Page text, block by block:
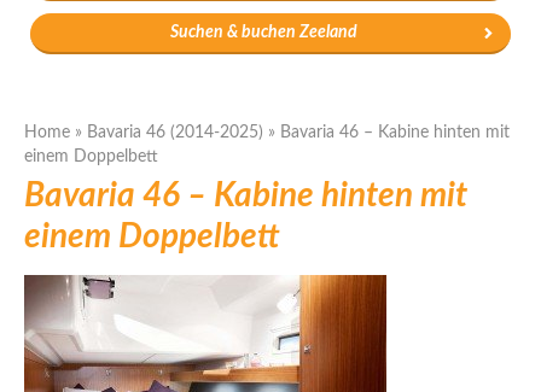
Suchen & buchen Zeeland
Home » Bavaria 46 (2014-2025) » Bavaria 46 – Kabine hinten mit
einem Doppelbett
Bavaria 46 – Kabine hinten mit
einem Doppelbett